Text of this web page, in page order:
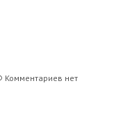
Комментариев нет